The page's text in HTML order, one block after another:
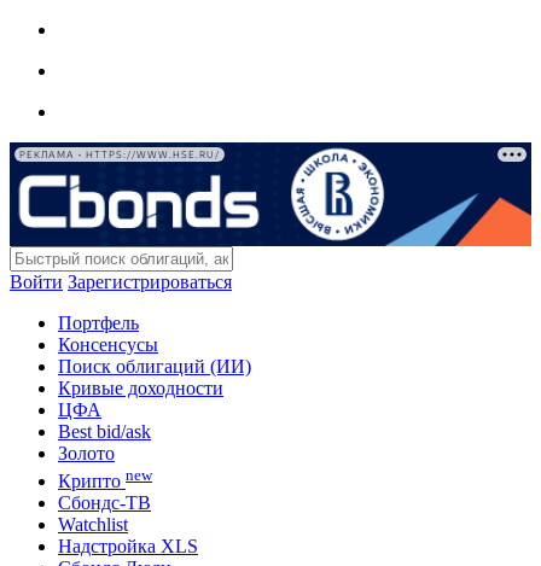
РЕКЛАМА • HTTPS://WWW.HSE.RU/
Войти Зарегистрироваться
Портфель
Консенсусы
Поиск облигаций (ИИ)
Кривые доходности
ЦФА
Best bid/ask
Золото
Крипто new
Сбондс-ТВ
Watchlist
Надстройка XLS